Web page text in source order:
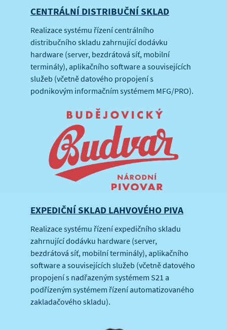
CENTRÁLNÍ DISTRIBUČNÍ SKLAD
Realizace systému řízení centrálního
distribučního skladu zahrnující dodávku
hardware (server, bezdrátová síť, mobilní
terminály), aplikačního software a souvisejících
služeb (včetně datového propojení s
podnikovým informačním systémem MFG/PRO).
EXPEDIČNÍ SKLAD LAHVOVÉHO PIVA
Realizace systému řízení expedičního skladu
zahrnující dodávku hardware (server,
bezdrátová síť, mobilní terminály), aplikačního
software a souvisejících služeb (včetně datového
propojení s nadřazeným systémem S21 a
podřízeným systémem řízení automatizovaného
zakladačového skladu).